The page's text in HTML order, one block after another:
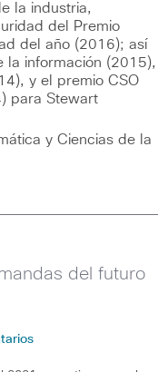
la industria,
del Premio
del año (2016); así
la información (2015),
y el premio CSO
para Stewart
y Ciencias de la
del futuro